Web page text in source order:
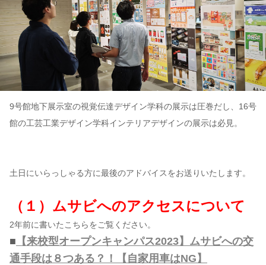
9号館地下展示室の視覚伝達デザイン学科の展示は圧巻だし、16号
館の工芸工業デザイン学科インテリアデザインの展示は必見。
土日にいらっしゃる方に最後のアドバイスをお送りいたします。
（１）ムサビへのアクセスについて
2年前に書いたこちらをご覧ください。
■ 【来校型オープンキャンパス2023】ムサビへの交
通手段は８つある？！【自家用車はNG】